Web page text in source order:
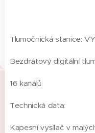
Tlumočnická stanice:
Bezdrátový digitální
16 kanálů
Technická data:
Kapesní vysílač v